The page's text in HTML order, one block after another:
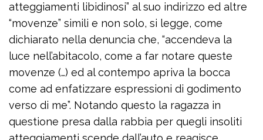
atteggiamenti libidinosi” al suo indirizzo ed altre
“movenze” simili e non solo, si legge, come
dichiarato nella denuncia che, “accendeva la
luce nell’abitacolo, come a far notare queste
movenze (…) ed al contempo apriva la bocca
come ad enfatizzare espressioni di godimento
verso di me”. Notando questo la ragazza in
questione presa dalla rabbia per quegli insoliti